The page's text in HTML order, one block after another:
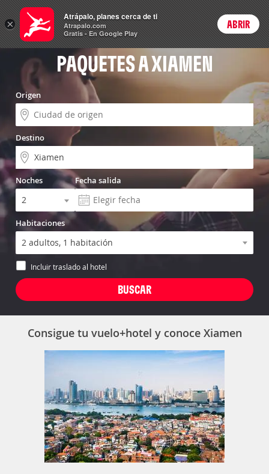
Vuelo+Hotel Login
PAQUETES A XIAMEN
Origen
Destino
Noches Fecha salida
Habitaciones
Incluir traslado al hotel
Consigue tu vuelo+hotel y conoce Xiamen
×
Atrápalo, planes cerca de ti
Atrapalo.com
Gratis - En Google Play
ABRIR